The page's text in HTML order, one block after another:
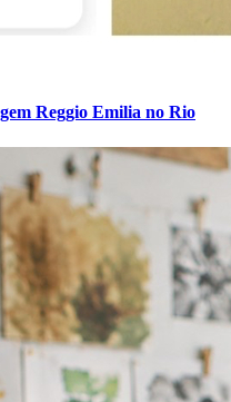
Reggio Emilia no Rio